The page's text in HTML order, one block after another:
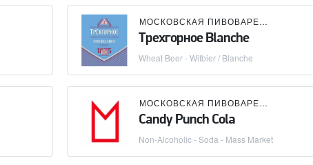
МОСКОВСКАЯ ПИВОВАРЕННАЯ КОМПАНИЯ (МПК)
Трехгорное Blanche
Wheat Beer - Witbier / Blanche
МОСКОВСКАЯ ПИВОВАРЕННАЯ КОМПАНИЯ (МПК)
Candy Punch Cola
Non-Alcoholic - Soda - Mass Market